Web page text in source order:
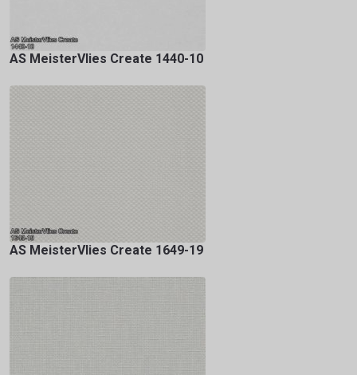
AS MeisterVlies Create 1440-10
AS MeisterVlies Create 1649-19